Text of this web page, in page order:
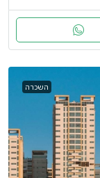
השכרה